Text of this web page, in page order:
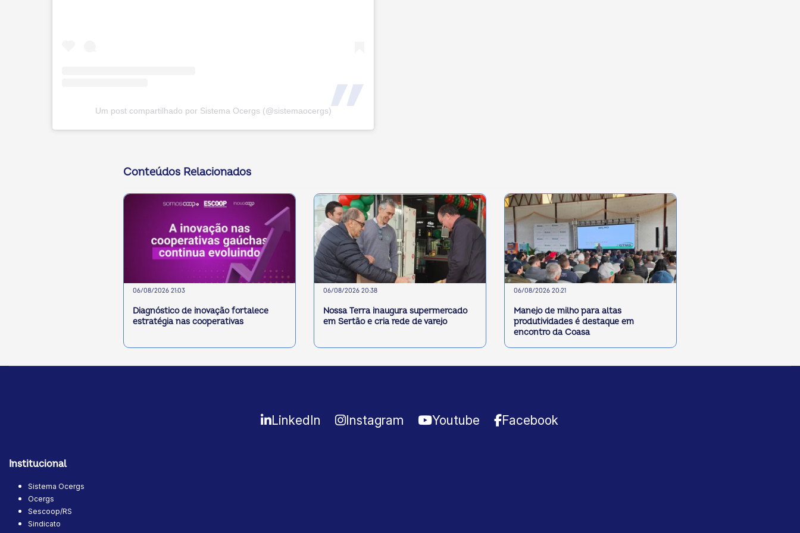
Um post compartilhado por Sistema Ocergs (@sistemaocergs)
Conteúdos Relacionados
06/08/2026 21:03
Diagnóstico de inovação fortalece
estratégia nas cooperativas
06/08/2026 20:38
Nossa Terra inaugura supermercado
em Sertão e cria rede de varejo
06/08/2026 20:21
Manejo de milho para altas
produtividades é destaque em
encontro da Coasa
LinkedIn Instagram Youtube Facebook
Institucional
Sistema Ocergs
Ocergs
Sescoop/RS
Sindicato